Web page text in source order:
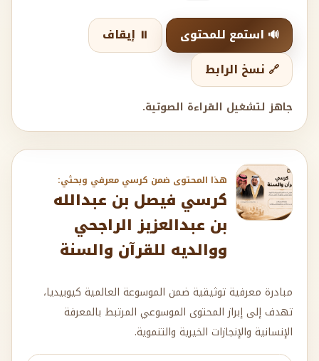
🔊 استمع للمحتوى
⏸️ إيقاف
🔗 نسخ الرابط
جاهز لتشغيل القراءة الصوتية.
هذا المحتوى ضمن كرسي معرفي وبحثي:
كرسي فيصل بن عبدالله
بن عبدالعزيز الراجحي
ووالديه للقرآن والسنة
مبادرة معرفية توثيقية ضمن الموسوعة العالمية كيوبيديا،
تهدف إلى إبراز المحتوى الموسوعي المرتبط بالمعرفة
الإنسانية والإنجازات الخيرية والتنموية.